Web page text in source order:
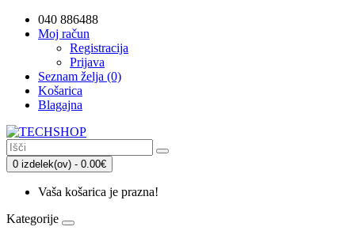
040 886488
Moj račun
Registracija
Prijava
Seznam želja (0)
Košarica
Blagajna
0 izdelek(ov) - 0.00€
Vaša košarica je prazna!
Kategorije